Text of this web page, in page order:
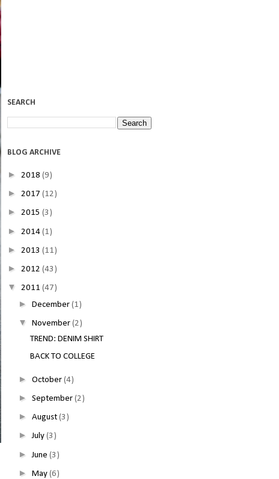
SEARCH
BLOG ARCHIVE
► 2018 (9)
► 2017 (12)
► 2015 (3)
► 2014 (1)
► 2013 (11)
► 2012 (43)
▼ 2011 (47)
► December (1)
▼ November (2)
TREND: DENIM SHIRT
BACK TO COLLEGE
► October (4)
► September (2)
► August (3)
►July (3)
►June (3)
► May (6)